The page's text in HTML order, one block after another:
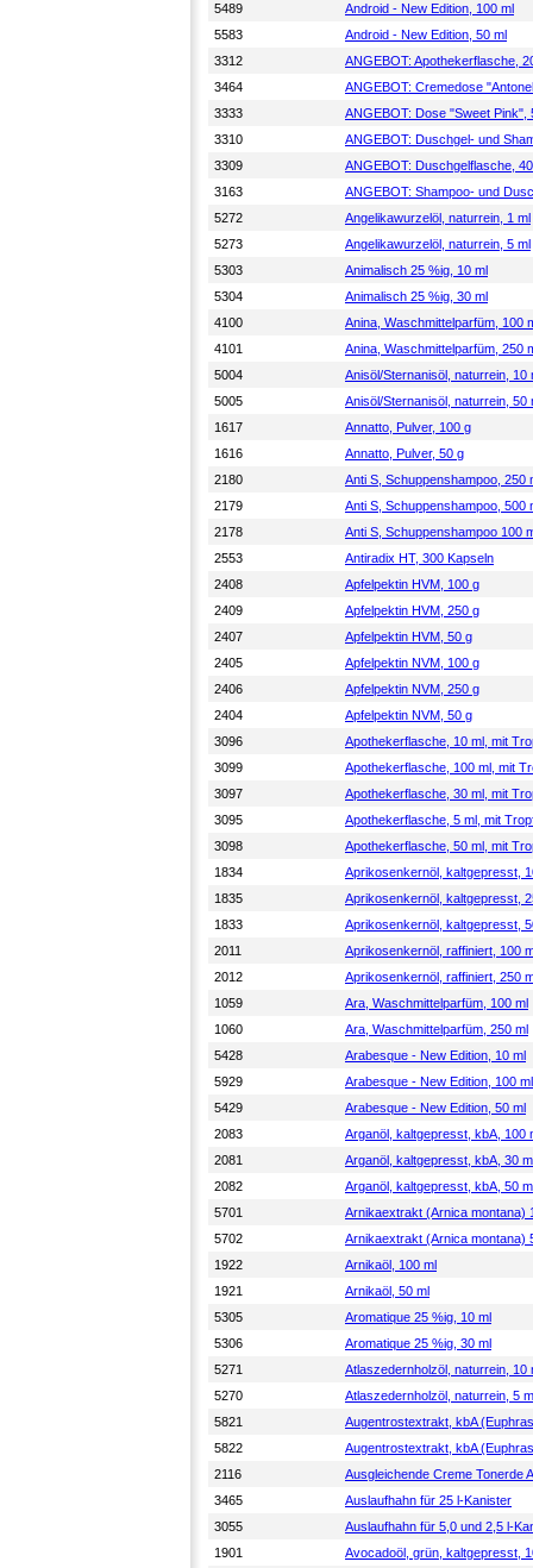
5489
Android - New Edition, 100 ml
5583
Android - New Edition, 50 ml
3312
ANGEBOT: Apothekerflasche,
3464
ANGEBOT: Cremedose
3333
ANGEBOT: Dose "Sweet Pink",
3310
ANGEBOT: Duschgel- und
3309
ANGEBOT: Duschgelflasche,
3163
ANGEBOT: Shampoo- und
5272
Angelikawurzelöl, naturrein, 1 ml
5273
Angelikawurzelöl, naturrein, 5 ml
5303
Animalisch 25 %ig, 10 ml
5304
Animalisch 25 %ig, 30 ml
4100
Anina, Waschmittelparfüm, 100
4101
Anina, Waschmittelparfüm, 250
5004
Anisöl/Sternanisöl, naturrein, 10
5005
Anisöl/Sternanisöl, naturrein, 50
1617
Annatto, Pulver, 100 g
1616
Annatto, Pulver, 50 g
2180
Anti S, Schuppenshampoo, 250
2179
Anti S, Schuppenshampoo, 500
2178
Anti S, Schuppenshampoo 100
2553
Antiradix HT, 300 Kapseln
2408
Apfelpektin HVM, 100 g
2409
Apfelpektin HVM, 250 g
2407
Apfelpektin HVM, 50 g
2405
Apfelpektin NVM, 100 g
2406
Apfelpektin NVM, 250 g
2404
Apfelpektin NVM, 50 g
3096
Apothekerflasche, 10 ml, mit
3099
Apothekerflasche, 100 ml, mit
3097
Apothekerflasche, 30 ml, mit
3095
Apothekerflasche, 5 ml, mit
3098
Apothekerflasche, 50 ml, mit
1834
Aprikosenkernöl, kaltgepresst,
1835
Aprikosenkernöl, kaltgepresst,
1833
Aprikosenkernöl, kaltgepresst,
2011
Aprikosenkernöl, raffiniert, 100
2012
Aprikosenkernöl, raffiniert, 250
1059
Ara, Waschmittelparfüm, 100 ml
1060
Ara, Waschmittelparfüm, 250 ml
5428
Arabesque - New Edition, 10 ml
5929
Arabesque - New Edition, 100 ml
5429
Arabesque - New Edition, 50 ml
2083
Arganöl, kaltgepresst, kbA, 100
2081
Arganöl, kaltgepresst, kbA, 30
2082
Arganöl, kaltgepresst, kbA, 50
5701
Arnikaextrakt (Arnica montana)
5702
Arnikaextrakt (Arnica montana)
1922
Arnikaöl, 100 ml
1921
Arnikaöl, 50 ml
5305
Aromatique 25 %ig, 10 ml
5306
Aromatique 25 %ig, 30 ml
5271
Atlaszedernholzöl, naturrein, 10
5270
Atlaszedernholzöl, naturrein, 5
5821
Augentrostextrakt, kbA
5822
Augentrostextrakt, kbA
2116
Ausgleichende Creme Tonerde
3465
Auslaufhahn für 25 l-Kanister
3055
Auslaufhahn für 5,0 und 2,5 l-
1901
Avocadoöl, grün, kaltgepresst,